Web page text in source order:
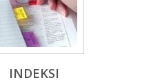
INDEKSI